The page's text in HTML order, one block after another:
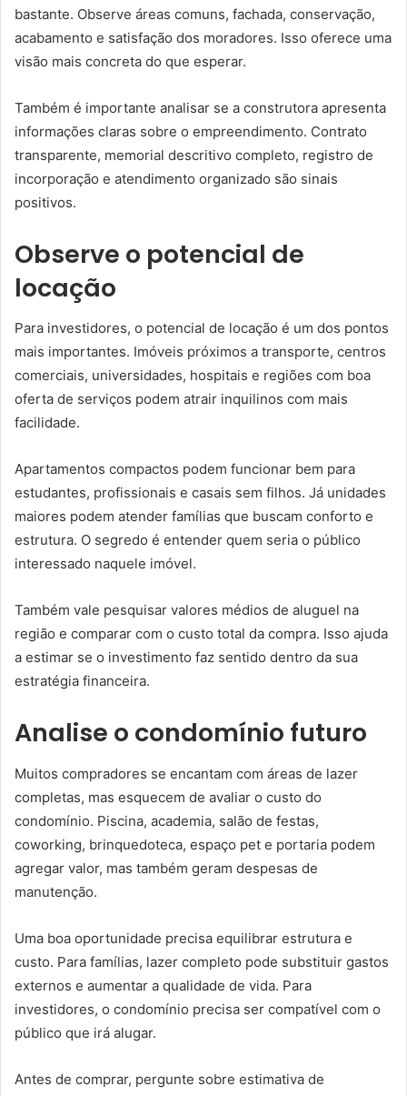
bastante. Observe áreas comuns, fachada, conservação,
acabamento e satisfação dos moradores. Isso oferece uma
visão mais concreta do que esperar.
Também é importante analisar se a construtora apresenta
informações claras sobre o empreendimento. Contrato
transparente, memorial descritivo completo, registro de
incorporação e atendimento organizado são sinais
positivos.
Observe o potencial de
locação
Para investidores, o potencial de locação é um dos pontos
mais importantes. Imóveis próximos a transporte, centros
comerciais, universidades, hospitais e regiões com boa
oferta de serviços podem atrair inquilinos com mais
facilidade.
Apartamentos compactos podem funcionar bem para
estudantes, profissionais e casais sem filhos. Já unidades
maiores podem atender famílias que buscam conforto e
estrutura. O segredo é entender quem seria o público
interessado naquele imóvel.
Também vale pesquisar valores médios de aluguel na
região e comparar com o custo total da compra. Isso ajuda
a estimar se o investimento faz sentido dentro da sua
estratégia financeira.
Analise o condomínio futuro
Muitos compradores se encantam com áreas de lazer
completas, mas esquecem de avaliar o custo do
condomínio. Piscina, academia, salão de festas,
coworking, brinquedoteca, espaço pet e portaria podem
agregar valor, mas também geram despesas de
manutenção.
Uma boa oportunidade precisa equilibrar estrutura e
custo. Para famílias, lazer completo pode substituir gastos
externos e aumentar a qualidade de vida. Para
investidores, o condomínio precisa ser compatível com o
público que irá alugar.
Antes de comprar, pergunte sobre estimativa de